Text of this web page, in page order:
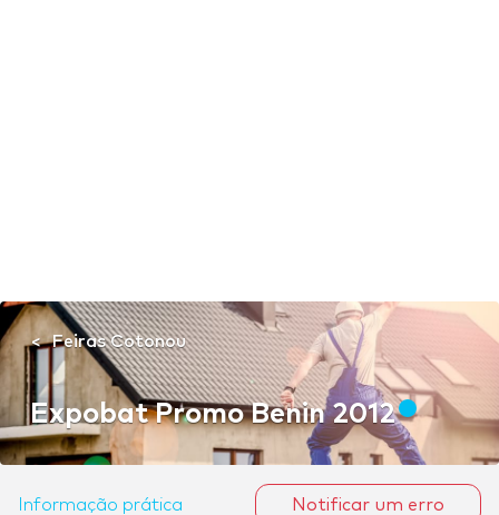
Feiras Cotonou
Expobat Promo Benin 2012
Informação prática Notificar um erro